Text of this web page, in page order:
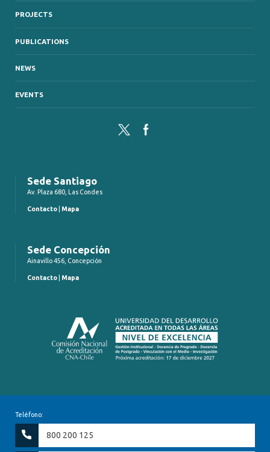
PROJECTS
PUBLICATIONS
NEWS
EVENTS
Twitter Facebook
Sede Santiago
Av. Plaza 680, Las Condes
Contacto Mapa
Sede Concepción
Ainavillo 456, Concepción
Contacto Mapa
Teléfono:
800 200 125